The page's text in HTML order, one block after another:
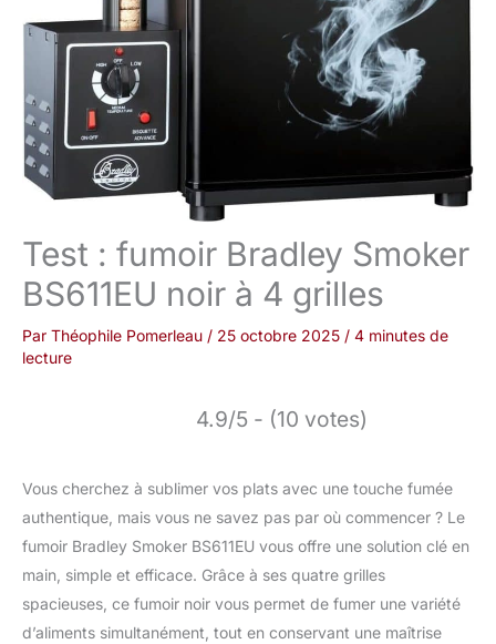
Test : fumoir Bradley Smoker
BS611EU noir à 4 grilles
Par Théophile Pomerleau / 25 octobre 2025 / 4 minutes de
lecture
4.9/5 - (10 votes)
Vous cherchez à sublimer vos plats avec une touche fumée
authentique, mais vous ne savez pas par où commencer ? Le
fumoir Bradley Smoker BS611EU vous offre une solution clé en
main, simple et efficace. Grâce à ses quatre grilles
spacieuses, ce fumoir noir vous permet de fumer une variété
d’aliments simultanément, tout en conservant une maîtrise